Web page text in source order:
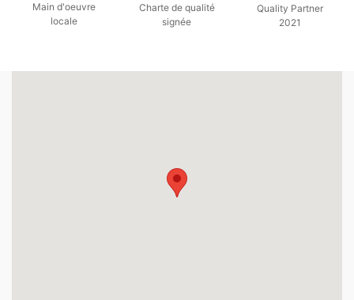
Main d'oeuvre
locale
Charte de qualité
signée
Quality Partner
2021